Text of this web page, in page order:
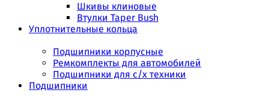
Шкивы клиновые
Втулки Taper Bush
Уплотнительные кольца
Подшипники корпусные
Ремкомплекты для автомобилей
Подшипники для с/х техники
Подшипники